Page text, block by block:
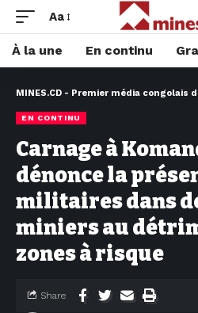
Aa
À la une En continu
MINES.CD - Premier média congolais
EN CONTINU
Carnage à
dénonce la
militaires dans
miniers au
zones à risque
Share